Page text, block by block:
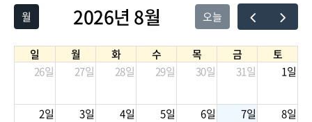
월 2026년 8월 오늘
일 월 화 수 목 금
토
26일
27일 28일 29일 30일 31일 1일
2일 3일 4일 5일 6일 7일 8일